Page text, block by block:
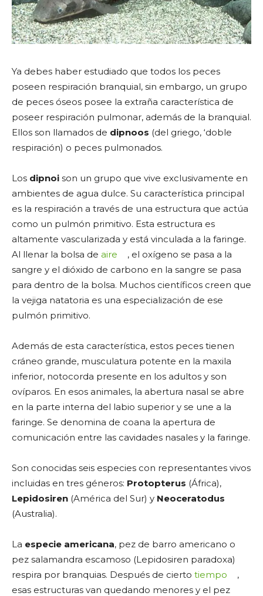
Ya debes haber estudiado que todos los peces
poseen respiración branquial, sin embargo, un grupo
de peces óseos posee la extraña característica de
poseer respiración pulmonar, además de la branquial.
Ellos son llamados de dipnoos (del griego, ‘doble
respiración) o peces pulmonados.
Los dipnoi son un grupo que vive exclusivamente en
ambientes de agua dulce. Su característica principal
es la respiración a través de una estructura que actúa
como un pulmón primitivo. Esta estructura es
altamente vascularizada y está vinculada a la faringe.
Al llenar la bolsa de aire
, el oxígeno se pasa a la
sangre y el dióxido de carbono en la sangre se pasa
para dentro de la bolsa. Muchos científicos creen que
la vejiga natatoria es una especialización de ese
pulmón primitivo.
Además de esta característica, estos peces tienen
cráneo grande, musculatura potente en la maxila
inferior, notocorda presente en los adultos y son
ovíparos. En esos animales, la abertura nasal se abre
en la parte interna del labio superior y se une a la
faringe. Se denomina de coana la apertura de
comunicación entre las cavidades nasales y la faringe.
Son conocidas seis especies con representantes vivos
incluidas en tres géneros: Protopterus (África),
Lepidosiren (América del Sur) y Neoceratodus
(Australia).
La especie americana, pez de barro americano o
pez salamandra escamoso (Lepidosiren paradoxa)
respira por branquias. Después de cierto tiempo
,
esas estructuras van quedando menores y el pez